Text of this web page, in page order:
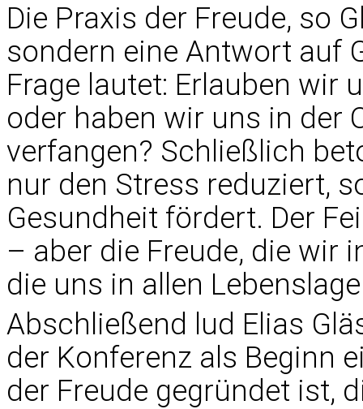
Die Praxis der Freude, so
sondern eine Antwort auf
Frage lautet: Erlauben wir
oder haben wir uns in der
verfangen? Schließlich
nur den Stress reduziert,
Gesundheit fördert. Der
– aber die Freude, die wir
die uns in allen
Abschließend lud Elias
der Konferenz als Beginn
der Freude gegründet ist,